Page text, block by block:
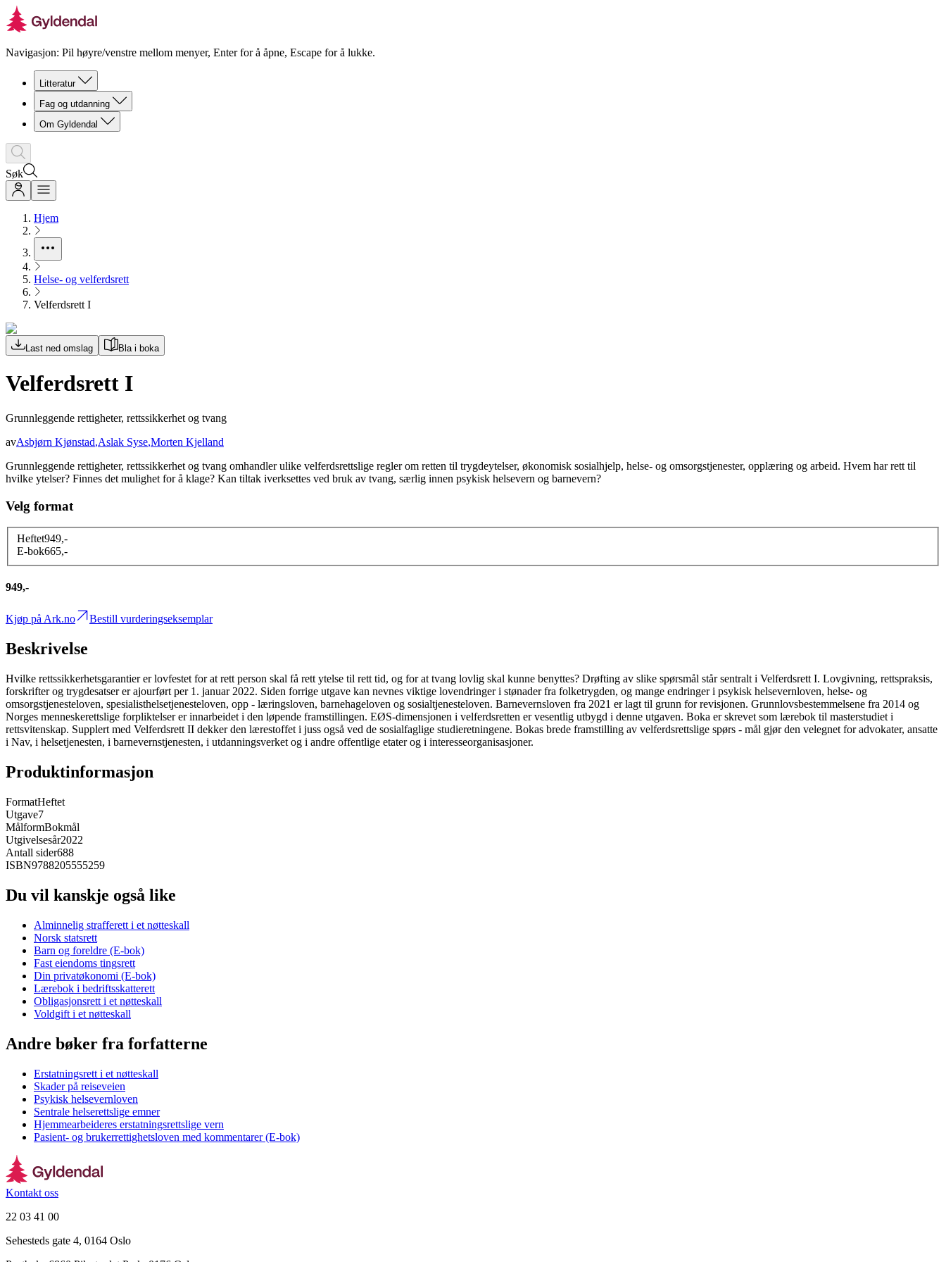
Navigasjon: Pil høyre/venstre mellom menyer, Enter for å åpne, Escape for å lukke.
Litteratur
Fag og utdanning
Om Gyldendal
Søk
Hjem
Helse- og velferdsrett
Velferdsrett I
Last ned omslag Bla i boka
Velferdsrett I
Grunnleggende rettigheter, rettssikkerhet og tvang
avAsbjørn Kjønstad,Aslak Syse,Morten Kjelland
Grunnleggende rettigheter, rettssikkerhet og tvang omhandler ulike velferdsrettslige regler om retten til trygdeytelser, økonomisk sosialhjelp, helse- og omsorgstjenester, opplæring og arbeid. Hvem har rett til
hvilke ytelser? Finnes det mulighet for å klage? Kan tiltak iverksettes ved bruk av tvang, særlig innen psykisk helsevern og barnevern?
Velg format
Heftet949,-
E-bok665,-
949,-
Kjøp på Ark.no Bestill vurderingseksemplar
Beskrivelse
Hvilke rettssikkerhetsgarantier er lovfestet for at rett person skal få rett ytelse til rett tid, og for at tvang lovlig skal kunne benyttes? Drøfting av slike spørsmål står sentralt i Velferdsrett I. Lovgivning, rettspraksis,
forskrifter og trygdesatser er ajourført per 1. januar 2022. Siden forrige utgave kan nevnes viktige lovendringer i stønader fra folketrygden, og mange endringer i psykisk helsevernloven, helse- og
omsorgstjenesteloven, spesialisthelsetjenesteloven, opp - læringsloven, barnehageloven og sosialtjenesteloven. Barnevernsloven fra 2021 er lagt til grunn for revisjonen. Grunnlovsbestemmelsene fra 2014 og
Norges menneskerettslige forpliktelser er innarbeidet i den løpende framstillingen. EØS-dimensjonen i velferdsretten er vesentlig utbygd i denne utgaven. Boka er skrevet som lærebok til masterstudiet i
rettsvitenskap. Supplert med Velferdsrett II dekker den lærestoffet i juss også ved de sosialfaglige studieretningene. Bokas brede framstilling av velferdsrettslige spørs - mål gjør den velegnet for advokater, ansatte
i Nav, i helsetjenesten, i barnevernstjenesten, i utdanningsverket og i andre offentlige etater og i interesseorganisasjoner.
Produktinformasjon
FormatHeftet
Utgave7
MålformBokmål
Utgivelsesår2022
Antall sider688
ISBN9788205555259
Du vil kanskje også like
Alminnelig strafferett i et nøtteskall
Norsk statsrett
Barn og foreldre (E-bok)
Fast eiendoms tingsrett
Din privatøkonomi (E-bok)
Lærebok i bedriftsskatterett
Obligasjonsrett i et nøtteskall
Voldgift i et nøtteskall
Andre bøker fra forfatterne
Erstatningsrett i et nøtteskall
Skader på reiseveien
Psykisk helsevernloven
Sentrale helserettslige emner
Hjemmearbeideres erstatningsrettslige vern
Pasient- og brukerrettighetsloven med kommentarer (E-bok)
Kontakt oss
22 03 41 00
Sehesteds gate 4, 0164 Oslo